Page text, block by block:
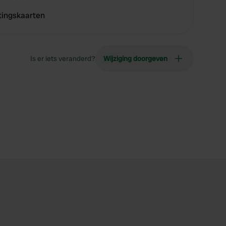
Is er iets veranderd? Wijziging doorgeven